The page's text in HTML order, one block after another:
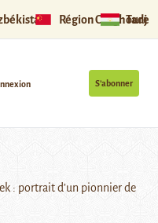
Région Ouïghoure
S’abonner
: portrait d’un pionnier de